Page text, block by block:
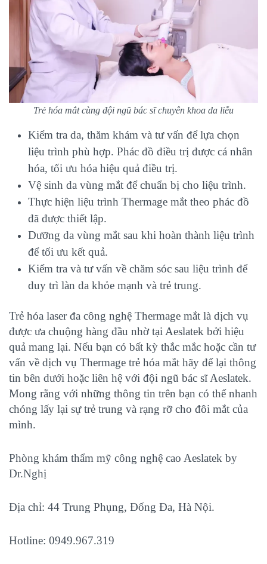
Trẻ hóa mắt cùng đội ngũ bác sĩ chuyên khoa da liễu
Kiểm tra da, thăm khám và tư vấn để lựa chọn
liệu trình phù hợp. Phác đồ điều trị được cá nhân
hóa, tối ưu hóa hiệu quả điều trị.
Vệ sinh da vùng mắt để chuẩn bị cho liệu trình.
Thực hiện liệu trình Thermage mắt theo phác đồ
đã được thiết lập.
Dưỡng da vùng mắt sau khi hoàn thành liệu trình
để tối ưu kết quả.
Kiểm tra và tư vấn về chăm sóc sau liệu trình để
duy trì làn da khỏe mạnh và trẻ trung.
Trẻ hóa laser đa công nghệ Thermage mắt là dịch vụ
được ưa chuộng hàng đầu nhờ tại Aeslatek bởi hiệu
quả mang lại. Nếu bạn có bất kỳ thắc mắc hoặc cần tư
vấn về dịch vụ Thermage trẻ hóa mắt hãy để lại thông
tin bên dưới hoặc liên hệ với đội ngũ bác sĩ Aeslatek.
Mong rằng với những thông tin trên bạn có thể nhanh
chóng lấy lại sự trẻ trung và rạng rỡ cho đôi mắt của
mình.
Phòng khám thẩm mỹ công nghệ cao Aeslatek by
Dr.Nghị
Địa chỉ: 44 Trung Phụng, Đống Đa, Hà Nội.
Hotline: 0949.967.319